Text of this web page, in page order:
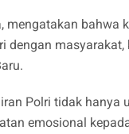
mengatakan bahwa
dengan
Polri tidak hanya
emosional